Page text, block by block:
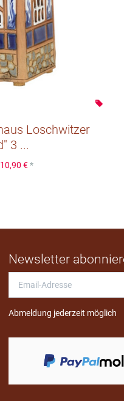
Loschwitzer
3 ...
10,90 € *
Newsletter
Adresse
Abmeldung jederzeit möglich